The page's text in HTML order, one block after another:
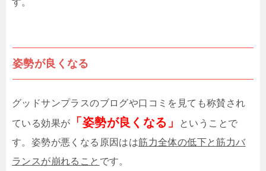
す。
姿勢が良くなる
グッドサンプラスのブログや口コミを見ても称賛され
ている効果が
「姿勢が良くなる」
ということで
す。姿勢が悪くなる原因はは筋力全体の低下と筋力バ
ランスが崩れること です。